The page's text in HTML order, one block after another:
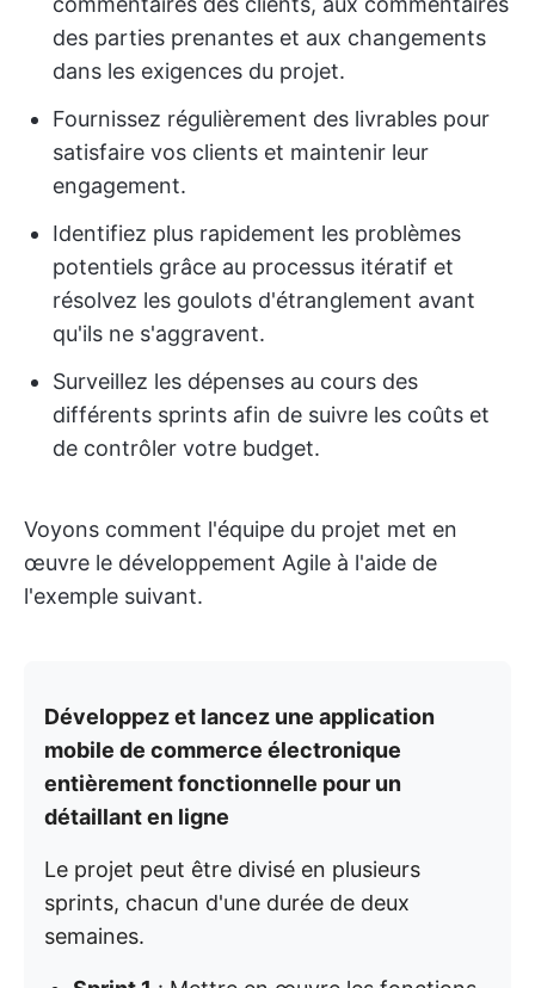
des parties prenantes et aux changements
dans les exigences du projet.
Fournissez régulièrement des livrables pour
satisfaire vos clients et maintenir leur
engagement.
Identifiez plus rapidement les problèmes
potentiels grâce au processus itératif et
résolvez les goulots d'étranglement avant
qu'ils ne s'aggravent.
Surveillez les dépenses au cours des
différents sprints afin de suivre les coûts et
de contrôler votre budget.
Voyons comment l'équipe du projet met en
œuvre le développement Agile à l'aide de
l'exemple suivant.
Développez et lancez une application
mobile de commerce électronique
entièrement fonctionnelle pour un
détaillant en ligne
Le projet peut être divisé en plusieurs
sprints, chacun d'une durée de deux
semaines.